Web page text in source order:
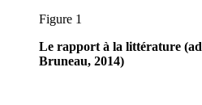
Figure 1
Le rapport à la littérature
Bruneau, 2014)